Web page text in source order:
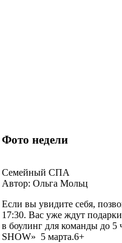
Фото недели
Семейный СПА
Автор: Ольга Мольц
Если вы увидите себя,
17:30. Вас уже ждут
в боулинг для команды до
SHOW» 5 марта.6+